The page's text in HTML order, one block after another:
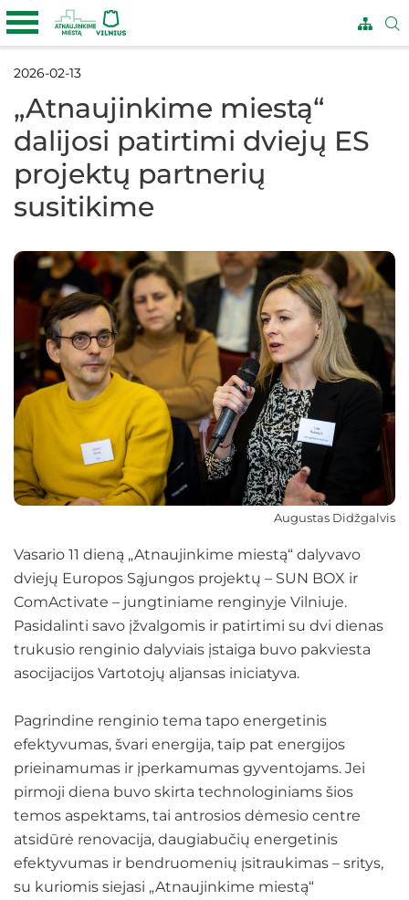
2026-02-13
„Atnaujinkime miestą“
dalijosi patirtimi dviejų ES
projektų partnerių
susitikime
Augustas Didžgalvis
Vasario 11 dieną „Atnaujinkime miestą“ dalyvavo
dviejų Europos Sąjungos projektų – SUN BOX ir
ComActivate – jungtiniame renginyje Vilniuje.
Pasidalinti savo įžvalgomis ir patirtimi su dvi dienas
trukusio renginio dalyviais įstaiga buvo pakviesta
asocijacijos Vartotojų aljansas iniciatyva.
Pagrindine renginio tema tapo energetinis
efektyvumas, švari energija, taip pat energijos
prieinamumas ir įperkamumas gyventojams. Jei
pirmoji diena buvo skirta technologiniams šios
temos aspektams, tai antrosios dėmesio centre
atsidūrė renovacija, daugiabučių energetinis
efektyvumas ir bendruomenių įsitraukimas – sritys,
su kuriomis siejasi „Atnaujinkime miestą“